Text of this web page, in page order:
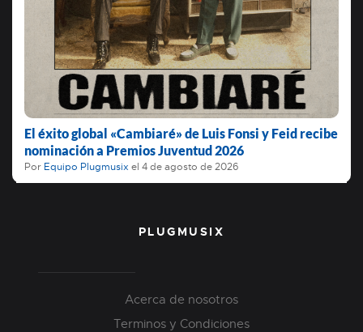
El éxito global «Cambiaré» de Luis Fonsi y Feid recibe
nominación a Premios Juventud 2026
Por Equipo Plugmusix el 4 de agosto de 2026
PLUGMUSIX
Acerca de nosotros
Terminos y Condiciones